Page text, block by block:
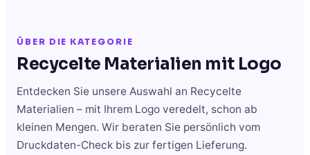
ÜBER DIE KATEGORIE
Recycelte Materialien mit Logo
Entdecken Sie unsere Auswahl an Recycelte
Materialien – mit Ihrem Logo veredelt, schon ab
kleinen Mengen. Wir beraten Sie persönlich vom
Druckdaten-Check bis zur fertigen Lieferung.